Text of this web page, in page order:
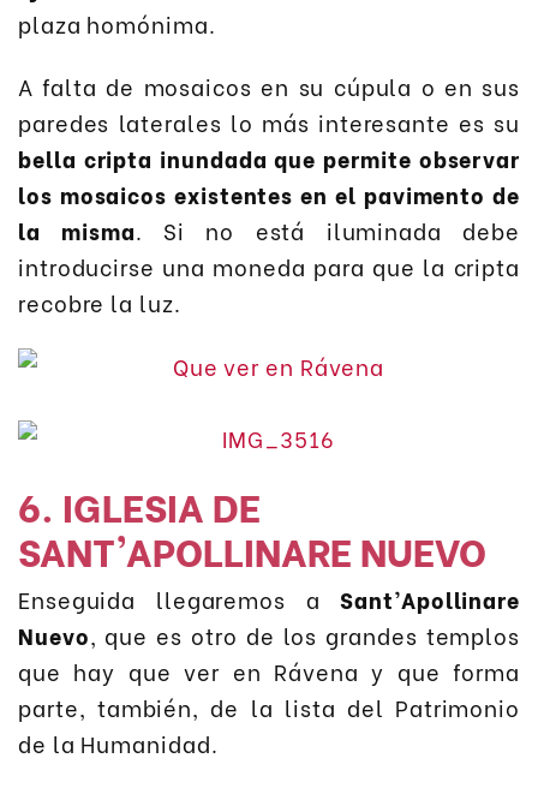
plaza homónima.
A falta de mosaicos en su cúpula o en sus
paredes laterales lo más interesante es su
bella cripta inundada que permite observar
los mosaicos existentes en el pavimento de
la misma. Si no está iluminada debe
introducirse una moneda para que la cripta
recobre la luz.
6. IGLESIA DE
SANT’APOLLINARE NUEVO
Enseguida llegaremos aSant’Apollinare
Nuevo, que es otro de los grandes templos
que hay que ver en Rávena y que forma
parte, también, de la lista del Patrimonio
de la Humanidad.